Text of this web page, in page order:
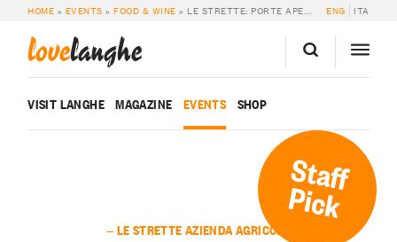
HOME » EVENTS »FOOD & WINE » LE STRETTE: PORTE APERTE IN CANTINA PER COLLISIONI ENG ITA
lovelanghe
VISIT LANGHE MAGAZINE EVENTS SHOP
Staff
Pick
— LE STRETTE AZIENDA AGRICOLA